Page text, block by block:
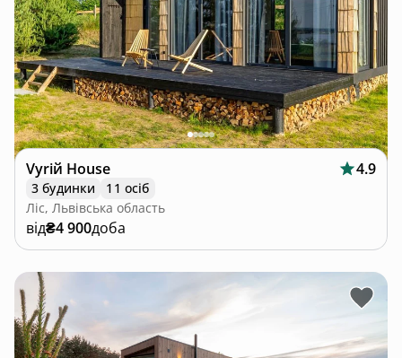
Vyriй House 4.9
3 будинки
11 осіб
Ліс, Львівська область
від₴4 900доба